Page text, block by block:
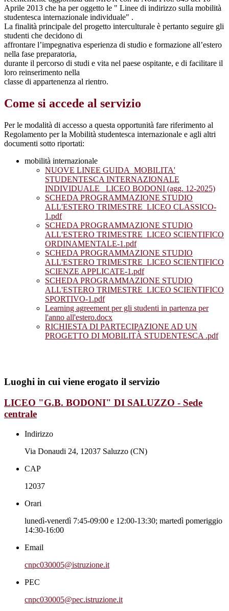
Aprile 2013 che ha per oggetto le " Linee di indirizzo sulla mobilità
studentesca internazionale individuale" .
La finalità principale del progetto interculturale è pertanto seguire gli
studenti che decidono di
affrontare l’impegnativa esperienza di studio e formazione all’estero
nella fase preparatoria,
durante il percorso di studi e vita nel paese ospitante, e di facilitare il
loro reinserimento nella
classe di appartenenza al rientro.
Come si accede al servizio
Per le modalità di accesso a questa opportunità fare riferimento al
Regolamento per la Mobilità studentesca internazionale e agli altri
documenti sotto riportati:
mobilità internazionale
NUOVE LINEE GUIDA_MOBILITA'
STUDENTESCA INTERNAZIONALE
INDIVIDUALE_ LICEO BODONI (agg. 12-2025)
SCHEDA PROGRAMMAZIONE STUDIO
ALL'ESTERO TRIMESTRE_LICEO CLASSICO-
1.pdf
SCHEDA PROGRAMMAZIONE STUDIO
ALL'ESTERO TRIMESTRE_LICEO SCIENTIFICO
ORDINAMENTALE-1.pdf
SCHEDA PROGRAMMAZIONE STUDIO
ALL'ESTERO TRIMESTRE_LICEO SCIENTIFICO
SCIENZE APPLICATE-1.pdf
SCHEDA PROGRAMMAZIONE STUDIO
ALL'ESTERO TRIMESTRE_LICEO SCIENTIFICO
SPORTIVO-1.pdf
Learning agreement per gli studenti in partenza per
l'anno all'estero.docx
RICHIESTA DI PARTECIPAZIONE AD UN
PROGETTO DI MOBILITÀ STUDENTESCA .pdf
Luoghi in cui viene erogato il servizio
LICEO "G.B. BODONI" DI SALUZZO - Sede
centrale
Indirizzo
Via Donaudi 24, 12037 Saluzzo (CN)
CAP
12037
Orari
lunedì-venerdì 7:45-09:00 e 12:00-13:30; martedì pomeriggio
14:30-16:00
Email
cnpc030005@istruzione.it
PEC
cnpc030005@pec.istruzione.it